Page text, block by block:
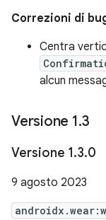
Correzioni di
Centra
alcun
Versione 1.3
Versione 1.3.0
9 agosto 2023